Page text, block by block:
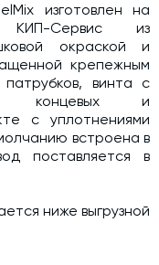
изготовлен на
КИП-Сервис из
окраской и
крепежным
винта с
концевых и
с уплотнениями
встроена в
поставляется в
ниже выгрузной
возле